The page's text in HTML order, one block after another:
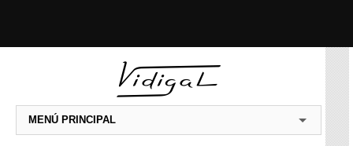
MENÚ PRINCIPAL